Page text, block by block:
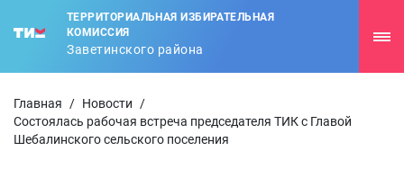
ТЕРРИТОРИАЛЬНАЯ ИЗБИРАТЕЛЬНАЯ
КОМИССИЯ
Заветинского района
Главная / Новости
/
Состоялась рабочая встреча председателя ТИК с Главой
Шебалинского сельского поселения